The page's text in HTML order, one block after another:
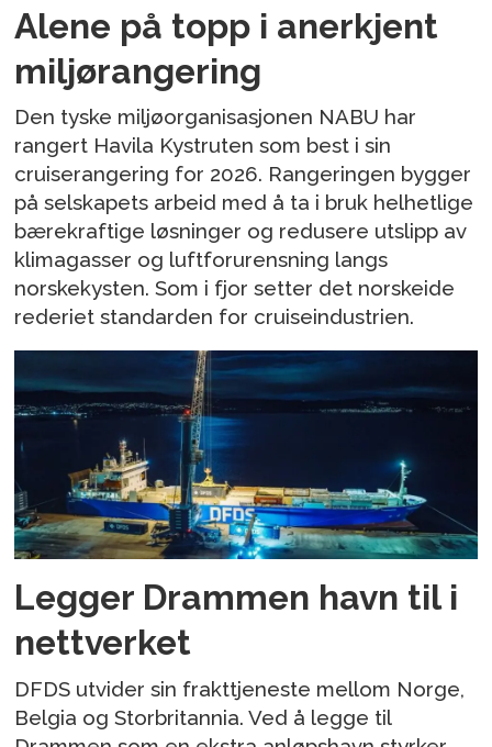
Alene på topp i anerkjent
miljørangering
Den tyske miljøorganisasjonen NABU har
rangert Havila Kystruten som best i sin
cruiserangering for 2026. Rangeringen bygger
på selskapets arbeid med å ta i bruk helhetlige
bærekraftige løsninger og redusere utslipp av
klimagasser og luftforurensning langs
norskekysten. Som i fjor setter det norskeide
rederiet standarden for cruiseindustrien.
Legger Drammen havn til i
nettverket
DFDS utvider sin frakttjeneste mellom Norge,
Belgia og Storbritannia. Ved å legge til